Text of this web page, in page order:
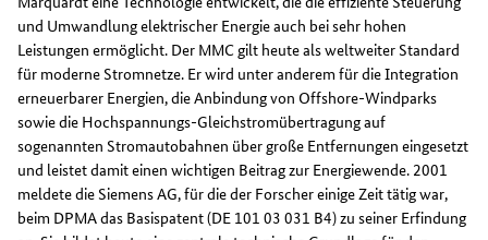
und Umwandlung elektrischer Energie auch bei sehr hohen
Leistungen ermöglicht. Der MMC gilt heute als weltweiter Standard
für moderne Stromnetze. Er wird unter anderem für die Integration
erneuerbarer Energien, die Anbindung von Offshore-Windparks
sowie die Hochspannungs-Gleichstromübertragung auf
sogenannten Stromautobahnen über große Entfernungen eingesetzt
und leistet damit einen wichtigen Beitrag zur Energiewende. 2001
meldete die Siemens AG, für die der Forscher einige Zeit tätig war,
beim DPMA das Basispatent (DE 101 03 031 B4) zu seiner Erfindung